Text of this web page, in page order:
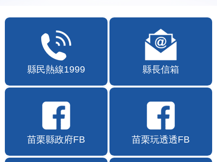
縣民熱線1999 縣長信箱
苗栗縣政府FB 苗栗玩透透FB